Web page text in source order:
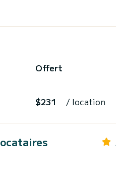
Offert
$231 / location